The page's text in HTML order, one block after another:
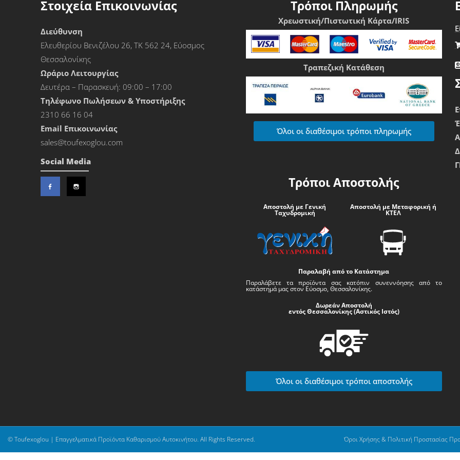
Στοιχεία Επικοινωνίας
Διεύθυνση
Ελευθερίου Βενιζέλου 26, ΤΚ 562 24, Εύοσμος
Θεσσαλονίκης
Ωράριο Λειτουργίας
Δευτέρα – Παρασκευή: 09:00 – 17:00
Τηλέφωνο Πωλήσεων & Υποστήριξης
2310 66 16 04
Εmail Επικοινωνίας
sales@toufexoglou.com
Social Media
Τρόποι Πληρωμής
Χρεωστική/Πιστωτική Κάρτα/IRIS
Τραπεζική Κατάθεση
Όλοι οι διαθέσιμοι τρόποι πληρωμής
Τρόποι Αποστολής
Αποστολή με Γενική
Ταχυδρομική
Αποστολή με Μεταφορική ή
ΚΤΕΛ
Παραλαβή από το Κατάστημα
Παραλάβετε τα προϊόντα σας κατόπιν συνεννόησης από το
κατάστημά μας στον Εύοσμο, Θεσσαλονίκης.
Δωρεάν Αποστολή
εντός Θεσσαλονίκης (Αστικός Ιστός)
Όλοι οι διαθέσιμοι τρόποι αποστολής
© Toufexoglou | Επαγγελματικά Προϊόντα Καθαρισμού Αυτοκινήτου. All Rights Reserved. Όροι Χρήσης & Πολιτική Προστασίας